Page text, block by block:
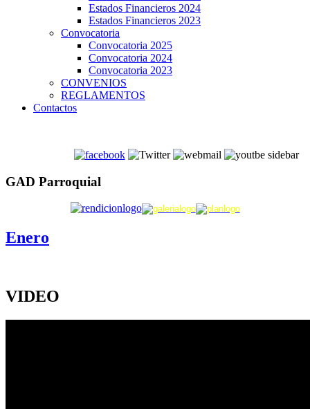
Estados Financieros 2024
Estados Financieros 2023
Convocatoria
Convocatoria 2025
Convocatoria 2024
Convocatoria 2023
CONVENIOS
REGLAMENTOS
Contactos
GAD Parroquial
Enero
VIDEO